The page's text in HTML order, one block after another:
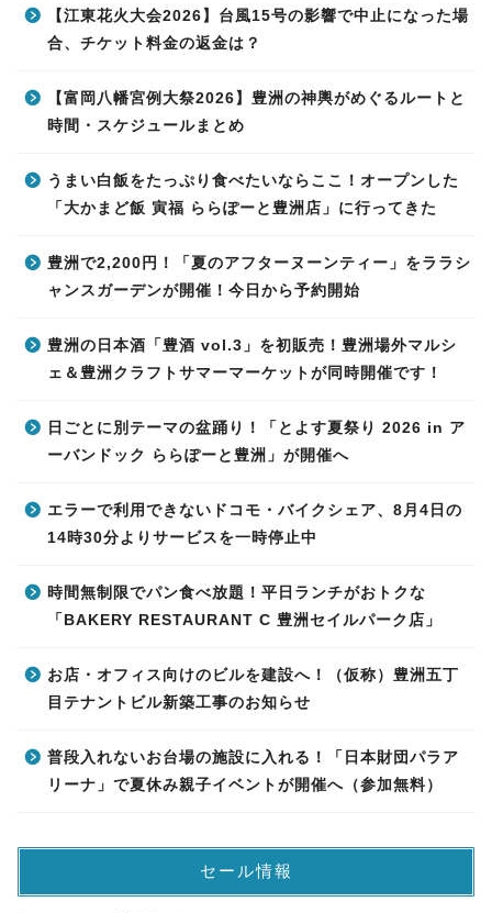
【江東花火大会2026】台風15号の影響で中止になった場
合、チケット料金の返金は？
【富岡八幡宮例大祭2026】豊洲の神輿がめぐるルートと
時間・スケジュールまとめ
うまい白飯をたっぷり食べたいならここ！オープンした
「大かまど飯 寅福 ららぽーと豊洲店」に行ってきた
豊洲で2,200円！「夏のアフターヌーンティー」をララシ
ャンスガーデンが開催！今日から予約開始
豊洲の日本酒「豊酒 vol.3」を初販売！豊洲場外マルシ
ェ＆豊洲クラフトサマーマーケットが同時開催です！
日ごとに別テーマの盆踊り！「とよす夏祭り 2026 in ア
ーバンドック ららぽーと豊洲」が開催へ
エラーで利用できないドコモ・バイクシェア、8月4日の
14時30分よりサービスを一時停止中
時間無制限でパン食べ放題！平日ランチがおトクな
「BAKERY RESTAURANT C 豊洲セイルパーク店」
お店・オフィス向けのビルを建設へ！（仮称）豊洲五丁
目テナントビル新築工事のお知らせ
普段入れないお台場の施設に入れる！「日本財団パラア
リーナ」で夏休み親子イベントが開催へ（参加無料）
セール情報